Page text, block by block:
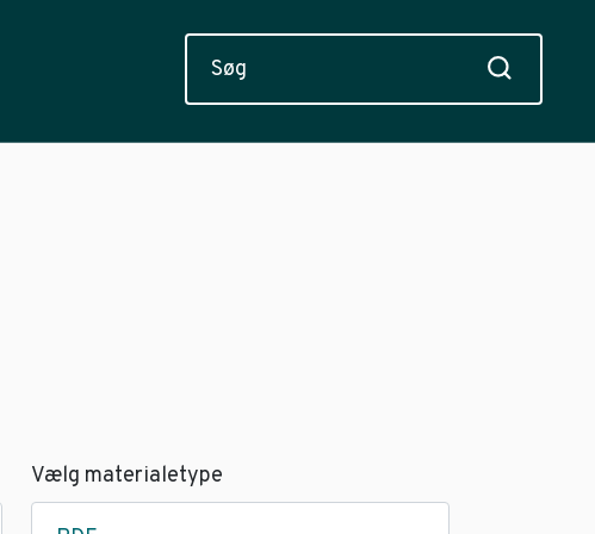
Vælg materialetype